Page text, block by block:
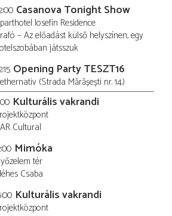
Casanova Tonight Show
Iosefin Residence
– Az előadást külső helyszínen, egy
játsszuk
Opening Party TESZT16
(Strada Mărășești nr. 14.)
Kulturális vakrandi
Cultural
Mimóka
tér
Csaba
Kulturális vakrandi